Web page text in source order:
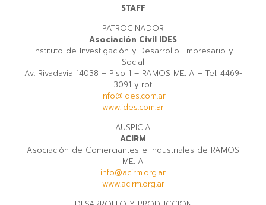
STAFF
PATROCINADOR
Asociación Civil IDES
Instituto de Investigación y Desarrollo Empresario y
Social
Av. Rivadavia 14038 – Piso 1 – RAMOS MEJIA – Tel. 4469-
3091 y rot.
info@ides.com.ar
www.ides.com.ar
AUSPICIA
ACIRM
Asociación de Comerciantes e Industriales de RAMOS
MEJIA
info@acirm.org.ar
www.acirm.org.ar